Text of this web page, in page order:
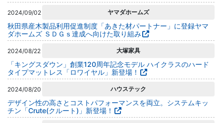
2024/09/02 ヤマダホームズ
秋田県産木製品利用促進制度「あきた材パートナー」に登録ヤマ
ダホームズ ＳＤＧｓ達成へ向けた取り組み
2024/08/22 大塚家具
「キングスダウン」創業120周年記念モデル ハイクラスのハード
タイプマットレス「ロワイヤル」新登場！
2024/08/20 ハウステック
デザイン性の高さとコストパフォーマンスを両立。システムキッ
チン「Crute(クルート)」新登場！